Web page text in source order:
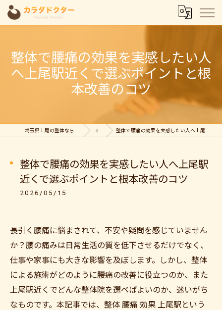
整体で腰痛の効果を実感したい人
へ上尾駅近くで選ぶポイントと根
本改善のコツ
コラム 整体で腰痛の効果を実感したい人へ上尾駅近くで選ぶポイントと根本改善のコツ
整体で腰痛の効果を実感したい人へ上尾駅
近くで選ぶポイントと根本改善のコツ
2026/05/15
長引く腰痛に悩まされて、不安や疑問を感じていません
か？腰の痛みは日常生活の質を低下させるだけでなく、
仕事や家事にも大きな影響を及ぼします。しかし、整体
による施術がどのように腰痛の改善に役立つのか、また
上尾駅近くでどんな整体院を選べばよいのか、迷いがち
なものです。本記事では、整体 腰痛 効果 上尾駅という